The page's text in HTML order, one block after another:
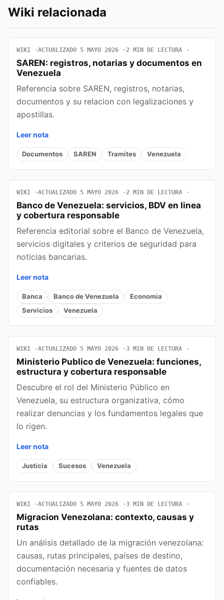
Wiki relacionada
WIKI ACTUALIZADO 5 MAYO 2026 2 MIN DE LECTURA
SAREN: registros, notarias y documentos en
Venezuela
Referencia sobre SAREN, registros, notarias,
documentos y su relacion con legalizaciones y
apostillas.
Leer nota
Documentos SAREN Tramites Venezuela
WIKI ACTUALIZADO 5 MAYO 2026 2 MIN DE LECTURA
Banco de Venezuela: servicios, BDV en linea
y cobertura responsable
Referencia editorial sobre el Banco de Venezuela,
servicios digitales y criterios de seguridad para
noticias bancarias.
Leer nota
Banca Banco de Venezuela
Economia
Servicios
Venezuela
WIKI ACTUALIZADO 5 MAYO 2026 3 MIN DE LECTURA
Ministerio Publico de Venezuela: funciones,
estructura y cobertura responsable
Descubre el rol del Ministerio Público en
Venezuela, su estructura organizativa, cómo
realizar denuncias y los fundamentos legales que
lo rigen.
Leer nota
Justicia Sucesos Venezuela
WIKI ACTUALIZADO 5 MAYO 2026 3 MIN DE LECTURA
Migracion Venezolana: contexto, causas y
rutas
Un análisis detallado de la migración venezolana:
causas, rutas principales, países de destino,
documentación necesaria y fuentes de datos
confiables.